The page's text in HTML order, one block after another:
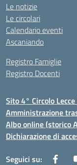
Le notizie
Le circolari
Calendario eventi
Ascaniando
Registro Famiglie
Registro Docenti
Sito 4° Circolo
Amministrazione
Albo online (storico
Dichiarazione di
Seguici su: